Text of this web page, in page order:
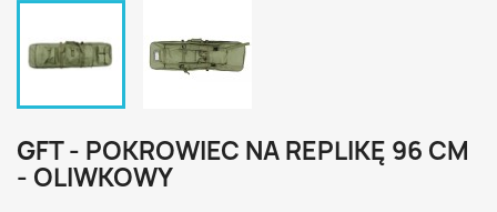
GFT - POKROWIEC NA REPLIKĘ 96 CM
- OLIWKOWY